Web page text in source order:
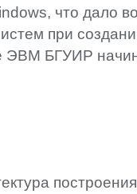
что дало
при
ЭВМ БГУИР